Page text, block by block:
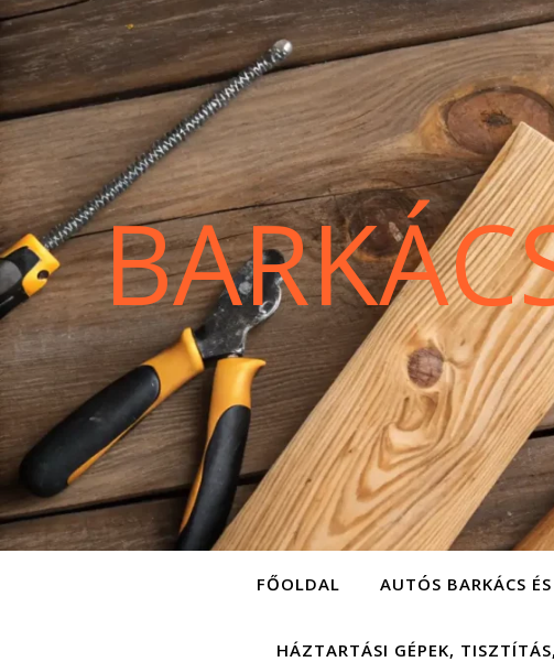
FŐOLDAL AUTÓS BARKÁCS
HÁZTARTÁSI GÉPEK,